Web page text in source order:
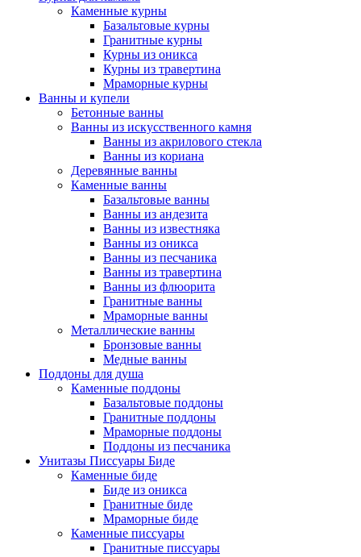
Каменные курны
Базальтовые курны
Гранитные курны
Курны из оникса
Курны из травертина
Мраморные курны
Ванны и купели
Бетонные ванны
Ванны из искусственного камня
Ванны из акрилового стекла
Ванны из кориана
Деревянные ванны
Каменные ванны
Базальтовые ванны
Ванны из андезита
Ванны из известняка
Ванны из оникса
Ванны из песчаника
Ванны из травертина
Ванны из флюорита
Гранитные ванны
Мраморные ванны
Металлические ванны
Бронзовые ванны
Медные ванны
Поддоны для душа
Каменные поддоны
Базальтовые поддоны
Гранитные поддоны
Мраморные поддоны
Поддоны из песчаника
Унитазы Писсуары Биде
Каменные биде
Биде из оникса
Гранитные биде
Мраморные биде
Каменные писсуары
Гранитные писсуары